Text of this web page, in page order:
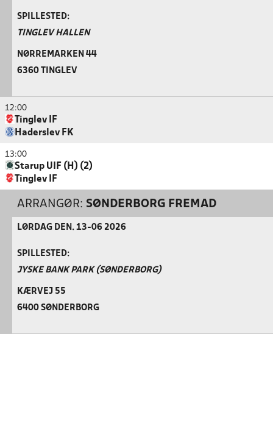
SPILLESTED:
TINGLEV HALLEN
NØRREMARKEN 44
6360 TINGLEV
12:00
Tinglev IF
Haderslev FK
13:00
Starup UIF (H) (2)
Tinglev IF
ARRANGØR: SØNDERBORG FREMAD
LØRDAG DEN. 13-06 2026
SPILLESTED:
JYSKE BANK PARK (SØNDERBORG)
KÆRVEJ 55
6400 SØNDERBORG